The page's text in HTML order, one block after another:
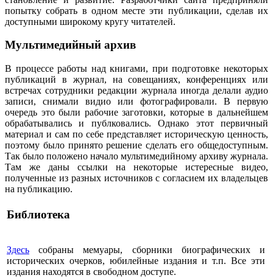
попытку собрать в одном месте эти публикации, сделав их
доступными широкому кругу читателей.
Мультимедийный архив
В процессе работы над книгами, при подготовке некоторых
публикаций в журнал, на совещаниях, конференциях или
встречах сотрудники редакции журнала иногда делали аудио
записи, снимали видио или фотографировали. В первую
очередь это были рабочие заготовки, которые в дальнейшем
обрабатывались и публковались. Однако этот первичный
материал и сам по себе представляет историческую ценность,
поэтому было принято решение сделать его общедоступным.
Так было положено начало мультимедийному архиву журнала.
Там же даны ссылки на некоторые истересные видео,
полученные из разных источников с согласием их владельцев
на публикацию.
Библиотека
Здесь собраны мемуары, сборники биографических и
исторических очерков, юбилейные издания и т.п. Все эти
издания находятся в свободном доступе.